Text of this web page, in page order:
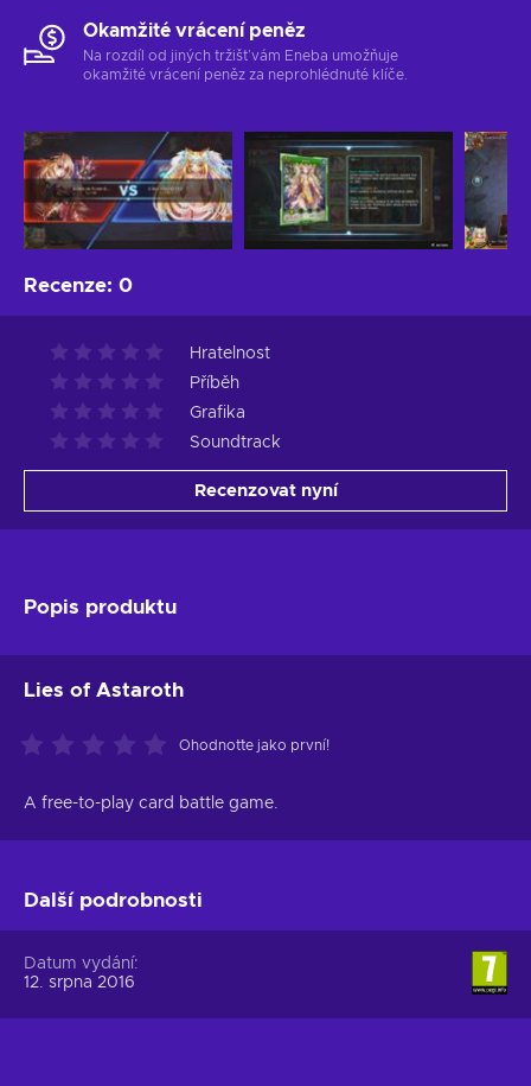
Okamžité vrácení peněz
Na rozdíl od jiných tržišť vám Eneba umožňuje
okamžité vrácení peněz za neprohlédnuté klíče.
Recenze: 0
Hratelnost
Příběh
Grafika
Soundtrack
Recenzovat nyní
Popis produktu
Lies of Astaroth
Ohodnoťte jako první!
A free-to-play card battle game.
Další podrobnosti
Datum vydání
12. srpna 2016